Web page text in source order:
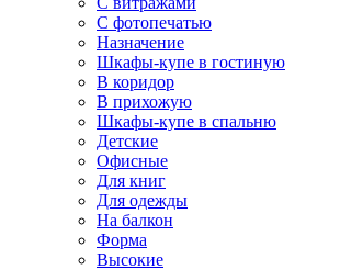
С фотопечатью
Назначение
Шкафы-купе в гостиную
В коридор
В прихожую
Шкафы-купе в спальню
Детские
Офисные
Для книг
Для одежды
На балкон
Форма
Высокие